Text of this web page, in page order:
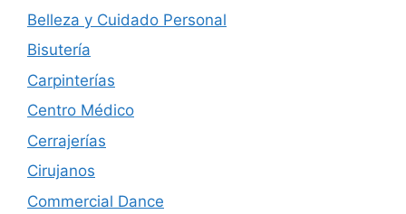
Belleza y Cuidado Personal
Bisutería
Carpinterías
Centro Médico
Cerrajerías
Cirujanos
Commercial Dance